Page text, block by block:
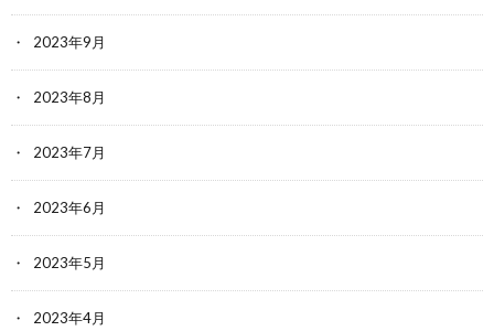
2023年9月
2023年8月
2023年7月
2023年6月
2023年5月
2023年4月